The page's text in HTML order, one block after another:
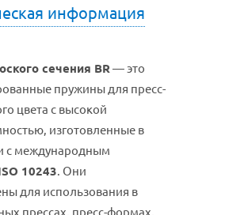
информация
сечения BR — это
пружины для пресс-
цвета с высокой
изготовленные в
с международным
10243. Они
для использования в
прессах, пресс-формах,